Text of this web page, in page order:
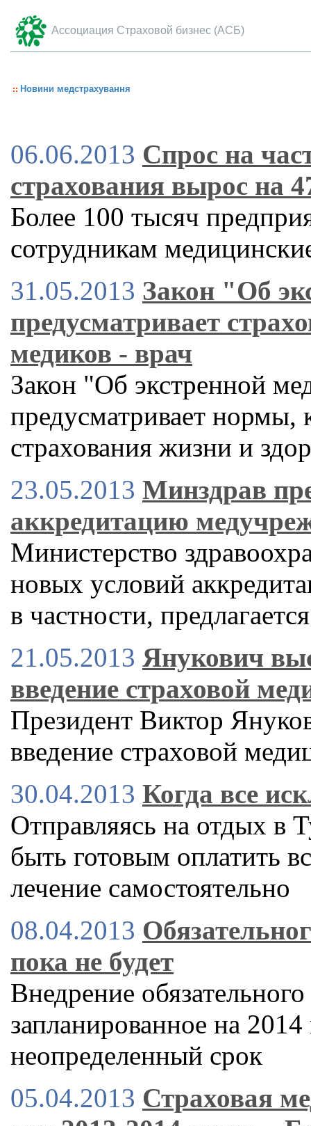
Ассоциация Страховой бизнес (АСБ)
Новини медстрахування
06.06.2013 Спрос на
страхования вырос на
Более 100 тысяч
сотрудникам
31.05.2013 Закон "Об
предусматривает
медиков - врач
Закон "Об экстренной
предусматривает нормы,
страхования жизни и
23.05.2013 Минздрав
аккредитацию
Министерство
новых условий
в частности,
21.05.2013 Янукович
введение страховой
Президент Виктор
введение страховой
30.04.2013 Когда все
Отправляясь на отдых в
быть готовым оплатить
лечение самостоятельно
08.04.2013
пока не будет
Внедрение
запланированное на
неопределенный срок
05.04.2013 Страховая